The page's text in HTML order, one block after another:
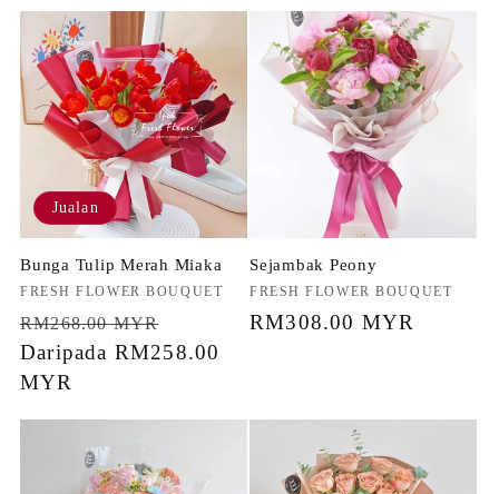
Jualan
Bunga Tulip Merah Miaka
Penjual:
FRESH FLOWER BOUQUET
Harga
biasa
RM268.00 MYR
jualan
Daripada RM258.00
MYR
Sejambak Peony
Penjual:
FRESH FLOWER BOUQUET
Harga
RM308.00 MYR